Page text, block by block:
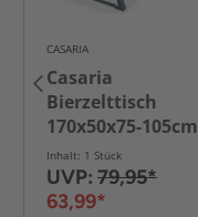
CASARIA
Casaria
Bierzelttisch
170x50x75-105cm
höhenverstellbar
Inhalt: 1 Stück
UVP: 79,95*
63,99*